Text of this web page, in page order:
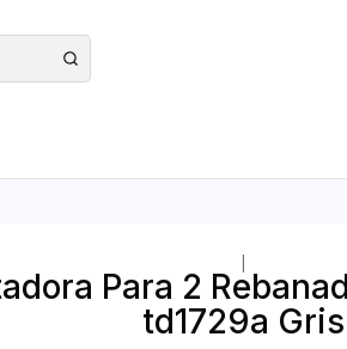
Para 2
td1729a Gris